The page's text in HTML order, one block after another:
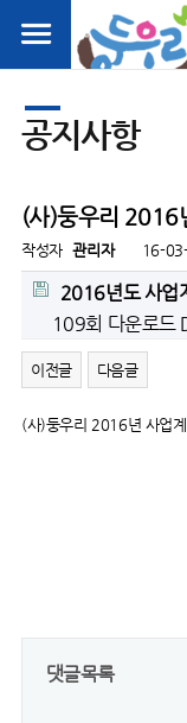
공지사항
(사)둥우리 2016
작성자 관리자 16-
2016년도 사업
109회 다운로드
이전글 다음글
(사)둥우리 2016년 사업계
댓글목록